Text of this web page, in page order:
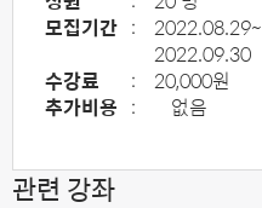
모집기간 :
2022.08.29~
2022.09.30
수강료
:
20,000원
추가비용 : 없음
관련 강좌